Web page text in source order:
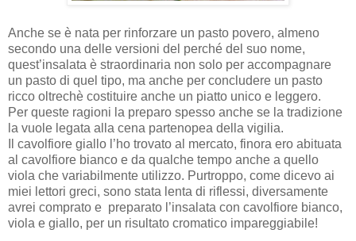
Anche se è nata per rinforzare un pasto povero, almeno
secondo una delle versioni del perché del suo nome,
quest’insalata è straordinaria non solo per accompagnare
un pasto di quel tipo, ma anche per concludere un pasto
ricco oltrechè costituire anche un piatto unico e leggero.
Per queste ragioni la preparo spesso anche se la tradizione
la vuole legata alla cena partenopea della vigilia.
Il cavolfiore giallo l’ho trovato al mercato, finora ero abituata
al cavolfiore bianco e da qualche tempo anche a quello
viola che variabilmente utilizzo. Purtroppo, come dicevo ai
miei lettori greci, sono stata lenta di riflessi, diversamente
avrei comprato e preparato l’insalata con cavolfiore bianco,
viola e giallo, per un risultato cromatico impareggiabile!